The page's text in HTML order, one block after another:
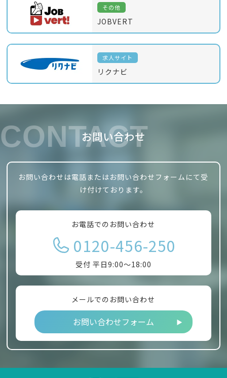
その他
JOBVERT
求人サイト
リクナビ
お問い合わせ
CONTACT
お問い合わせは電話またはお問い合わせフォームにて受
け付けております。
お電話でのお問い合わせ
0120-456-250
受付 平日9:00～18:00
メールでのお問い合わせ
お問い合わせフォーム